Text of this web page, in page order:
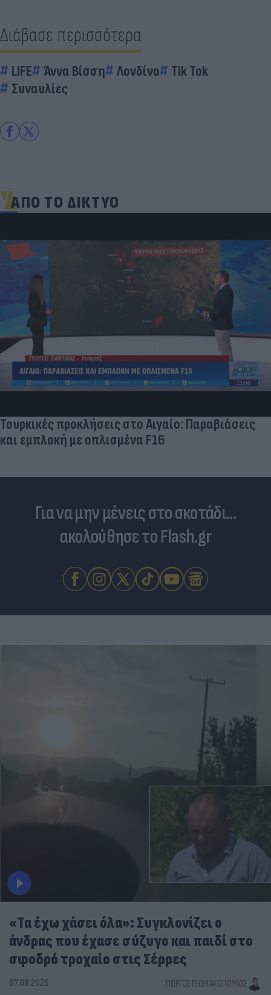
Διάβασε περισσότερα
LIFE Άννα Βίσση Λονδίνο
Tik Tok
Συναυλίες
ΑΠΟ ΤΟ ΔΙΚΤΥΟ
Τουρκικές προκλήσεις στο Αιγαίο: Παραβιάσεις
και εμπλοκή με οπλισμένα F16
Για να μην μένεις στο σκοτάδι...
ακολούθησε το Flash.gr
«Τα έχω χάσει όλα»: Συγκλονίζει ο
άνδρας που έχασε σύζυγο και παιδί στο
σφοδρό τροχαίο στις Σέρρες
07.08.2026 ΓΙΏΡΓΟΣ ΓΕΩΡΓΑΚΌΠΟΥΛΟΣ